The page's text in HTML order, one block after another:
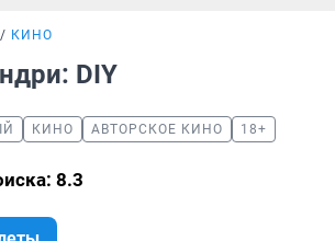
КИНО
DIY
КИНО АВТОРСКОЕ КИНО 18+
8.3